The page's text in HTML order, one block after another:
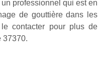
professionnel qui est en
de gouttière dans les
contacter pour plus de
37370.